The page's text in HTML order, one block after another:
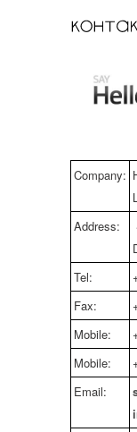
Company:
Address:
Tel:
Fax:
Mobile:
Mobile:
Email: